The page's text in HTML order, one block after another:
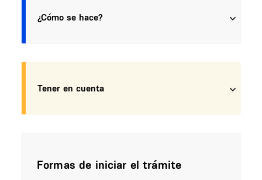
¿Cómo se hace?
Tener en cuenta
Formas de iniciar el trámite